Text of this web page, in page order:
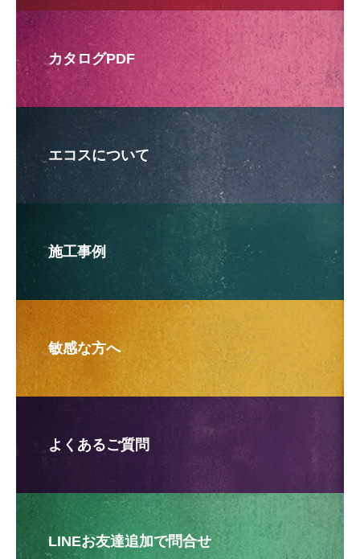
カタログPDF
エコスについて
施工事例
敏感な方へ
よくあるご質問
LINEお友達追加で問合せ